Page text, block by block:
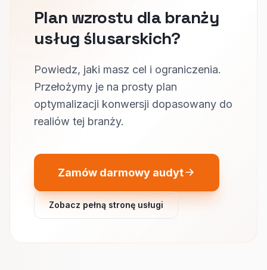
Plan wzrostu dla branży
usług ślusarskich?
Powiedz, jaki masz cel i ograniczenia.
Przełożymy je na prosty plan
optymalizacji konwersji dopasowany do
realiów tej branży.
Zamów darmowy audyt
Zobacz pełną stronę usługi